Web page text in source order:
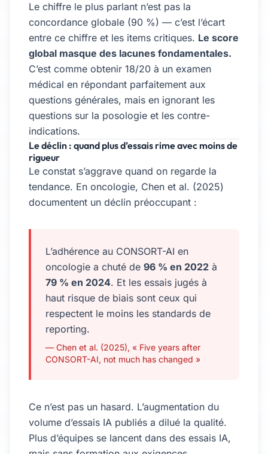
Le chiffre le plus parlant n’est pas la
concordance globale (90 %) — c’est l’écart
entre ce chiffre et les items critiques. Le score
global masque des lacunes fondamentales.
C’est comme obtenir 18/20 à un examen
médical en répondant parfaitement aux
questions générales, mais en ignorant les
questions sur la posologie et les contre-
indications.
Le déclin : quand plus d’essais rime avec moins de
rigueur
Le constat s’aggrave quand on regarde la
tendance. En oncologie, Chen et al. (2025)
documentent un déclin préoccupant :
L’adhérence au CONSORT-AI en
oncologie a chuté de 96 % en 2022 à
79 % en 2024. Et les essais jugés à
haut risque de biais sont ceux qui
respectent le moins les standards de
reporting.
— Chen et al. (2025), « Five years after
CONSORT-AI, not much has changed »
Ce n’est pas un hasard. L’augmentation du
volume d’essais IA publiés a dilué la qualité.
Plus d’équipes se lancent dans des essais IA,